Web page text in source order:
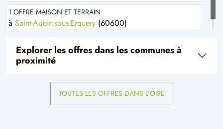
1 OFFRE MAISON ET TERRAIN
à Saint-Aubin-sous-Erquery (60600)
Explorer les offres dans les communes à
proximité
TOUTES LES OFFRES DANS L'OISE